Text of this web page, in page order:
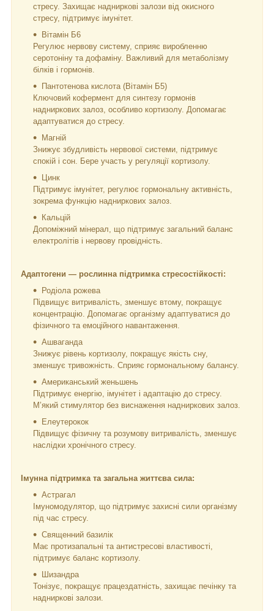
стресу. Захищає надниркові залози від окисного
стресу, підтримує імунітет.
Вітамін Б6
Регулює нервову систему, сприяє виробленню
серотоніну та дофаміну. Важливий для метаболізму
білків і гормонів.
Пантотенова кислота (Вітамін Б5)
Ключовий кофермент для синтезу гормонів
надниркових залоз, особливо кортизолу. Допомагає
адаптуватися до стресу.
Магній
Знижує збудливість нервової системи, підтримує
спокій і сон. Бере участь у регуляції кортизолу.
Цинк
Підтримує імунітет, регулює гормональну активність,
зокрема функцію надниркових залоз.
Кальцій
Допоміжний мінерал, що підтримує загальний баланс
електролітів і нервову провідність.
Адаптогени — рослинна підтримка стресостійкості:
Родіола рожева
Підвищує витривалість, зменшує втому, покращує
концентрацію. Допомагає організму адаптуватися до
фізичного та емоційного навантаження.
Ашваганда
Знижує рівень кортизолу, покращує якість сну,
зменшує тривожність. Сприяє гормональному балансу.
Американський женьшень
Підтримує енергію, імунітет і адаптацію до стресу.
М’який стимулятор без виснаження надниркових залоз.
Елеутерокок
Підвищує фізичну та розумову витривалість, зменшує
наслідки хронічного стресу.
Імунна підтримка та загальна життєва сила:
Астрагал
Імуномодулятор, що підтримує захисні сили організму
під час стресу.
Священний базилік
Має протизапальні та антистресові властивості,
підтримує баланс кортизолу.
Шизандра
Тонізує, покращує працездатність, захищає печінку та
надниркові залози.